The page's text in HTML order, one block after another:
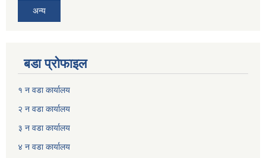
अन्य
बडा प्रोफाइल
१ न वडा कार्यालय
२ न वडा कार्यालय
३ न वडा कार्यालय
४ न वडा कार्यालय